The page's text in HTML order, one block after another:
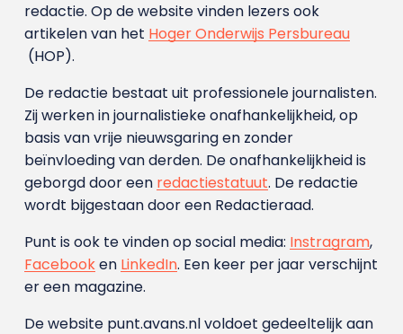
redactie. Op de website vinden lezers ook
artikelen van het Hoger Onderwijs Persbureau
(HOP).
De redactie bestaat uit professionele journalisten.
Zij werken in journalistieke onafhankelijkheid, op
basis van vrije nieuwsgaring en zonder
beïnvloeding van derden. De onafhankelijkheid is
geborgd door een redactiestatuut. De redactie
wordt bijgestaan door een Redactieraad.
Punt is ook te vinden op social media: Instragram,
Facebooken LinkedIn. Een keer per jaar verschijnt
er een magazine.
De website punt.avans.nl voldoet gedeeltelijk aan